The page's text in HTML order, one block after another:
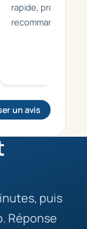
rapide, propre et
recommande
un avis
puis
Réponse